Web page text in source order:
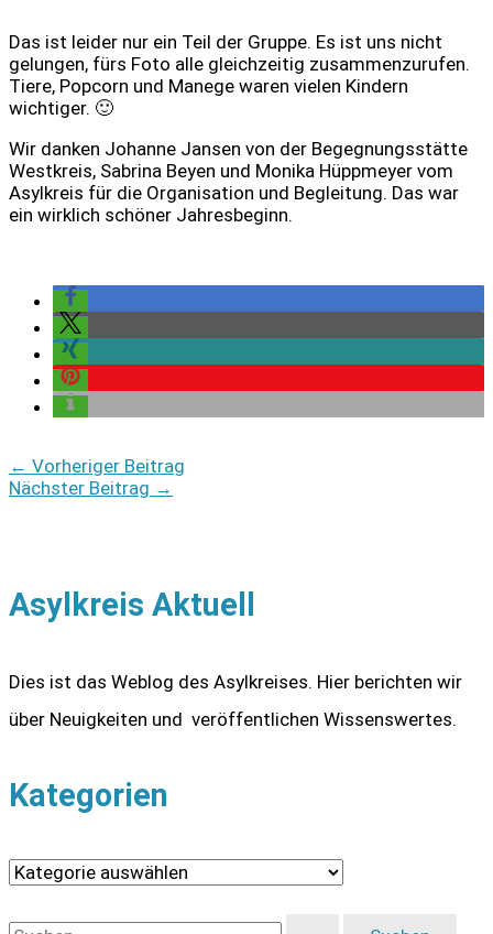
Das ist leider nur ein Teil der Gruppe. Es ist uns nicht
gelungen, fürs Foto alle gleichzeitig zusammenzurufen.
Tiere, Popcorn und Manege waren vielen Kindern
wichtiger. 🙂
Wir danken Johanne Jansen von der Begegnungsstätte
Westkreis, Sabrina Beyen und Monika Hüppmeyer vom
Asylkreis für die Organisation und Begleitung. Das war
ein wirklich schöner Jahresbeginn.
← Vorheriger Beitrag
Nächster Beitrag →
Asylkreis Aktuell
Dies ist das Weblog des Asylkreises. Hier berichten wir
über Neuigkeiten und veröffentlichen Wissenswertes.
Kategorien
K